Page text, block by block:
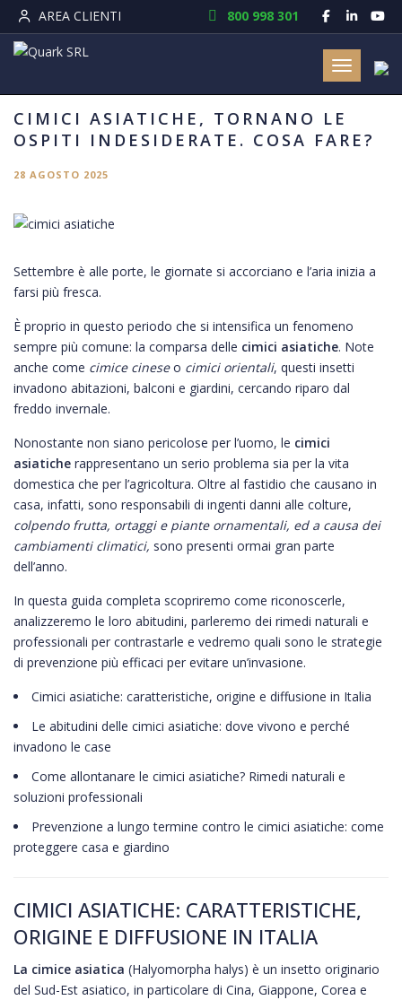
800 998 301
AREA CLIENTI
Toggle
CIMICI ASIATICHE, TORNANO LE
OSPITI INDESIDERATE. COSA FARE?
28 AGOSTO 2025
Settembre è alle porte, le giornate si accorciano e l’aria inizia a
farsi più fresca.
È proprio in questo periodo che si intensifica un fenomeno
sempre più comune: la comparsa delle cimici asiatiche. Note
anche come cimice cineseo cimici orientali, questi insetti
invadono abitazioni, balconi e giardini, cercando riparo dal
freddo invernale.
Nonostante non siano pericolose per l’uomo, le cimici
asiatiche rappresentano un serio problema sia per la vita
domestica che per l’agricoltura. Oltre al fastidio che causano in
casa, infatti, sono responsabili di ingenti danni alle colture,
colpendo frutta, ortaggi e piante ornamentali, ed a causa dei
cambiamenti climatici, sono presenti ormai gran parte
dell’anno.
In questa guida completa scopriremo come riconoscerle,
analizzeremo le loro abitudini, parleremo dei rimedi naturali e
professionali per contrastarle e vedremo quali sono le strategie
di prevenzione più efficaci per evitare un’invasione.
Cimici asiatiche: caratteristiche, origine e diffusione in Italia
Le abitudini delle cimici asiatiche: dove vivono e perché
invadono le case
Come allontanare le cimici asiatiche? Rimedi naturali e
soluzioni professionali
Prevenzione a lungo termine contro le cimici asiatiche: come
proteggere casa e giardino
CIMICI ASIATICHE: CARATTERISTICHE,
ORIGINE E DIFFUSIONE IN ITALIA
La cimice asiatica (Halyomorpha halys) è un insetto originario
del Sud-Est asiatico, in particolare di Cina, Giappone, Corea e